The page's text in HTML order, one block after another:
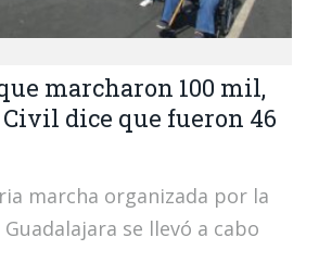
marcharon 100 mil,
dice que fueron 46
marcha organizada por la
se llevó a cabo